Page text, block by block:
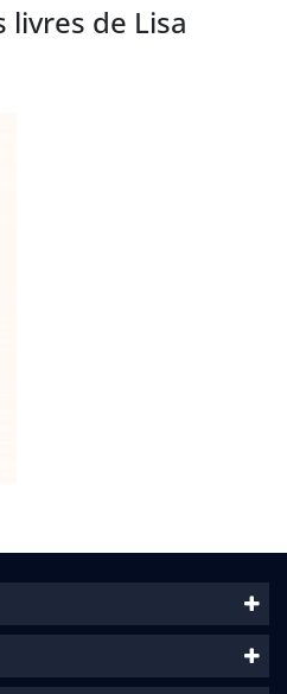
livres de Lisa